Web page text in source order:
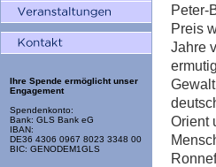
Ihre Spende ermöglicht unser
Engagement
Spendenkonto:
Bank: GLS Bank eG
IBAN:
DE36 4306 0967 8023 3348 00
BIC: GENODEM1GLS
Peter-
Preis
Jahre
Orient